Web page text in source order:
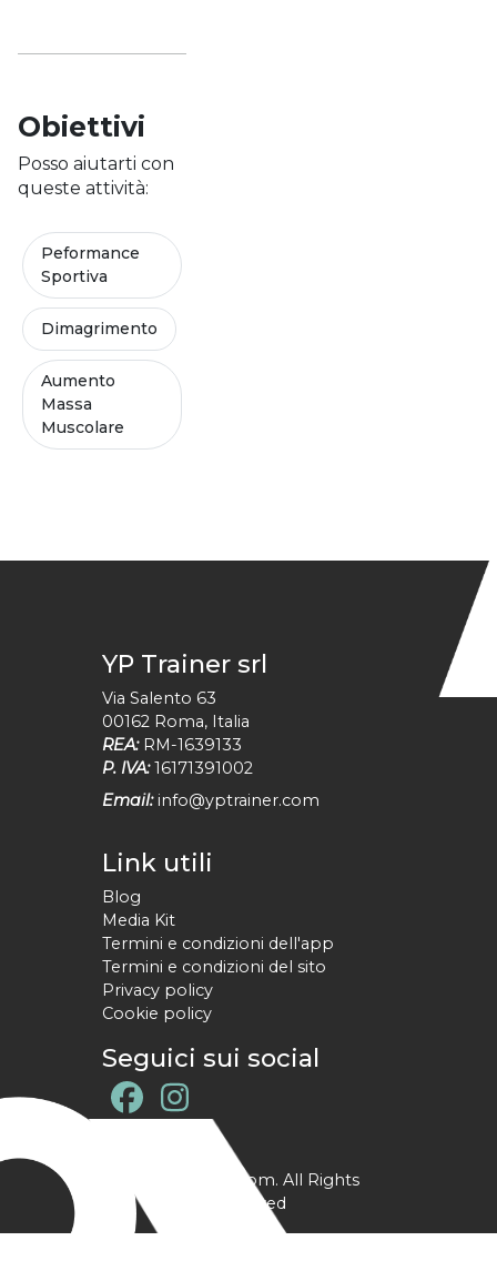
Obiettivi
Posso aiutarti con
queste attività:
Peformance
Sportiva
Dimagrimento
Aumento
Massa
Muscolare
YP Trainer srl
Via Salento 63
00162 Roma, Italia
REA: RM-1639133
P. IVA: 16171391002
Email: info@yptrainer.com
Link utili
Blog
Media Kit
Termini e condizioni dell'app
Termini e condizioni del sito
Privacy policy
Cookie policy
Seguici sui social
@ YPtrainer.com. All Rights
Reserved